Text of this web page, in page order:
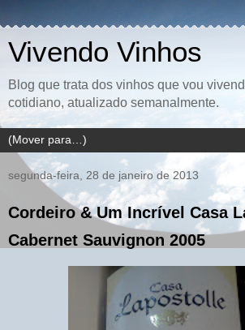
Vivendo Vinhos
Blog que trata dos vinhos que vou
cotidiano, atualizado semanalmente.
segunda-feira, 28 de janeiro de 2013
Cordeiro & Um Incrível Casa
Cabernet Sauvignon 2005